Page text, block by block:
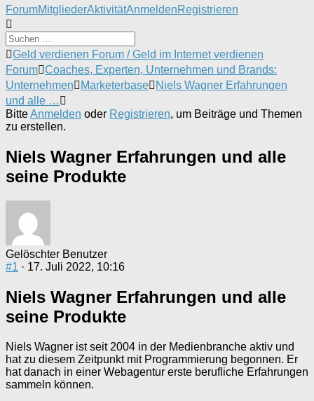
Forum-
Navigation
ForumMitgliederAktivitätAnmeldenRegistrieren
Forum-
Breadcrumbs
-
Du
bist
hier:
Geld verdienen Forum / Geld im Internet verdienen
Forum Coaches, Experten, Unternehmen und Brands:
Unternehmen
Marketerbase
Niels Wagner Erfahrungen
und alle …
BitteAnmelden oder Registrieren, um Beiträge und Themen
zu erstellen.
Niels Wagner Erfahrungen und alle
seine Produkte
Gelöschter Benutzer
#1 · 17. Juli 2022, 10:16
Niels Wagner Erfahrungen und alle
seine Produkte
Niels Wagner ist seit 2004 in der Medienbranche aktiv und
hat zu diesem Zeitpunkt mit Programmierung begonnen. Er
hat danach in einer Webagentur erste berufliche Erfahrungen
sammeln können.